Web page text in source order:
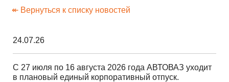
↞ Вернуться к списку новостей
24.07.26
С 27 июля по 16 августа 2026 года АВТОВАЗ уходит
в плановый единый корпоративный отпуск.